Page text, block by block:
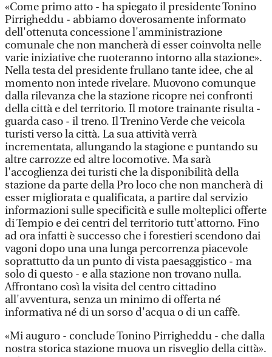
«Come primo atto - ha spiegato il presidente Tonino
Pirrigheddu - abbiamo doverosamente informato
dell'ottenuta concessione l'amministrazione
comunale che non mancherà di esser coinvolta nelle
varie iniziative che ruoteranno intorno alla stazione».
Nella testa del presidente frullano tante idee, che al
momento non intede rivelare. Muovono comunque
dalla rilevanza che la stazione ricopre nei confronti
della città e del territorio. Il motore trainante risulta -
guarda caso - il treno. Il Trenino Verde che veicola
turisti verso la città. La sua attività verrà
incrementata, allungando la stagione e puntando su
altre carrozze ed altre locomotive. Ma sarà
l'accoglienza dei turisti che la disponibilità della
stazione da parte della Pro loco che non mancherà di
esser migliorata e qualificata, a partire dal servizio
informazioni sulle specificità e sulle molteplici offerte
di Tempio e dei centri del territorio tutt'attorno. Fino
ad ora infatti è successo che i forestieri scendono dai
vagoni dopo una una lunga percorrenza piacevole
soprattutto da un punto di vista paesaggistico - ma
solo di questo - e alla stazione non trovano nulla.
Affrontano così la visita del centro cittadino
all'avventura, senza un minimo di offerta né
informativa né di un sorso d'acqua o di un caffè.
«Mi auguro - conclude Tonino Pirrigheddu - che dalla
nostra storica stazione muova un risveglio della città».